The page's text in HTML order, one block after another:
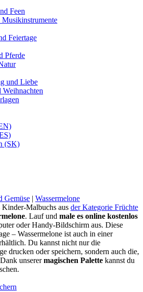
Feen
Feiertage
Pferde
und Liebe
Weihnachten
(SK)
Gemüse | Wassermelone
Kinder-Malbuchs aus der Kategorie Früchte
. Lauf und male es online kostenlos
oder Handy-Bildschirm aus. Diese
– Wassermelone ist auch in einer
Du kannst nicht nur die
drucken oder speichern, sondern auch die,
unserermagischen Palette kannst du